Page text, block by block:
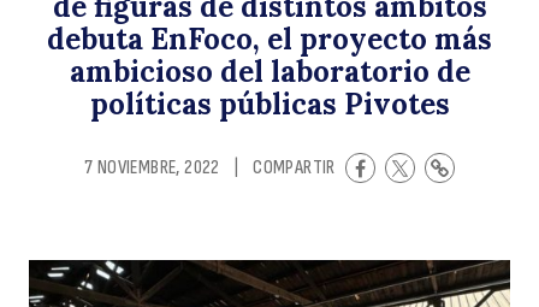
debuta EnFoco, el proyecto más
ambicioso del laboratorio de
políticas públicas Pivotes
7 NOVIEMBRE, 2022 COMPARTIR